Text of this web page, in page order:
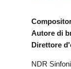
Autore di
Direttore
NDR